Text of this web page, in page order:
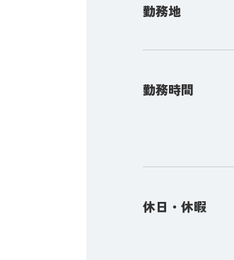
勤務地
勤務時間
休日・休暇